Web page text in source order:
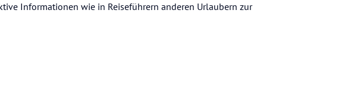
Informationen wie in Reiseführern anderen Urlaubern zur